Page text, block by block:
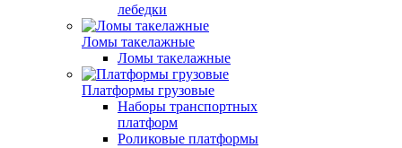
лебедки
Ломы такелажные
Ломы такелажные
Платформы грузовые
Наборы транспортных
платформ
Роликовые платформы